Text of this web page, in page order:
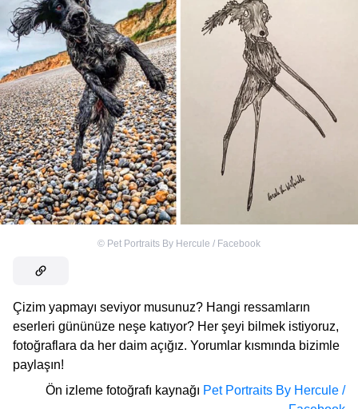
© Pet Portraits By Hercule / Facebook
Çizim yapmayı seviyor musunuz? Hangi ressamların
eserleri gününüze neşe katıyor? Her şeyi bilmek istiyoruz,
fotoğraflara da her daim açığız. Yorumlar kısmında bizimle
paylaşın!
Ön izleme fotoğrafı kaynağı Pet Portraits By Hercule /